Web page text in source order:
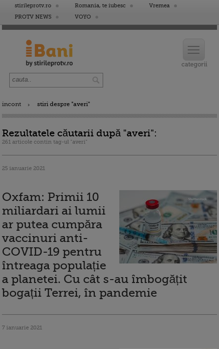
stirileprotv.ro Romania, te iubesc
Vremea
PROTV NEWS
VOYO
incont stiri despre "averi"
Rezultatele căutarii după "averi":
261 articole contin tag-ul "averi"
25 ianuarie 2021
Oxfam: Primii 10
miliardari ai lumii
ar putea cumpăra
vaccinuri anti-
COVID-19 pentru
întreaga populație
a planetei. Cu cât s-au îmbogățit
bogații Terrei, în pandemie
7 ianuarie 2021